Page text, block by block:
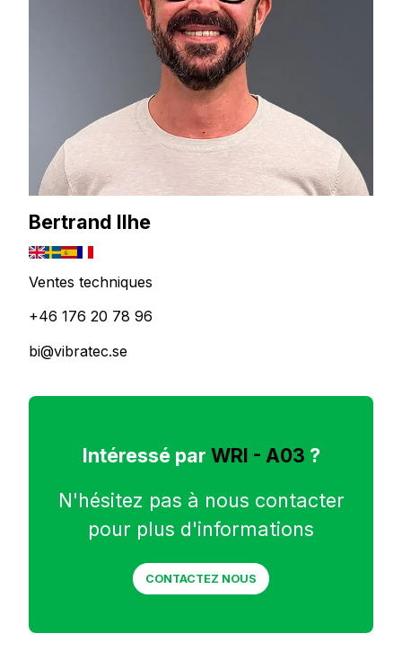
Bertrand Ilhe
Ventes techniques
+46 176 20 78 96
bi@vibratec.se
Intéressé par WRI - A03 ?
N'hésitez pas à nous contacter
pour plus d'informations
CONTACTEZ NOUS